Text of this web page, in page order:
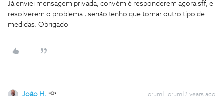
Já enviei mensagem privada, convém é responderem agora sff, e
resolverem o problema , senão tenho que tomar outro tipo de
medidas. Obrigado
João H. Forum|Forum|2 years ago